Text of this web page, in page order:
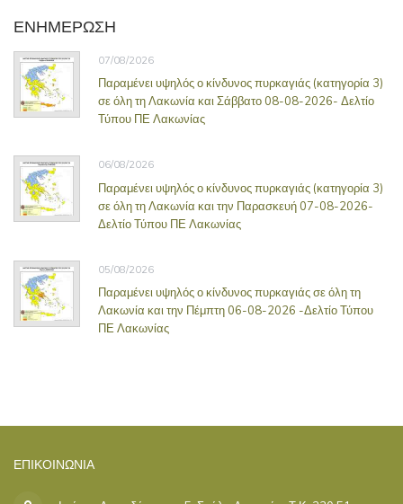
ΕΝΗΜΕΡΩΣΗ
07/08/2026
Παραμένει υψηλός ο κίνδυνος πυρκαγιάς (κατηγορία 3)
σε όλη τη Λακωνία και Σάββατο 08-08-2026- Δελτίο
Τύπου ΠΕ Λακωνίας
06/08/2026
Παραμένει υψηλός ο κίνδυνος πυρκαγιάς (κατηγορία 3)
σε όλη τη Λακωνία και την Παρασκευή 07-08-2026-
Δελτίο Τύπου ΠΕ Λακωνίας
05/08/2026
Παραμένει υψηλός ο κίνδυνος πυρκαγιάς σε όλη τη
Λακωνία και την Πέμπτη 06-08-2026 -Δελτίο Τύπου
ΠΕ Λακωνίας
ΕΠΙΚΟΙΝΩΝΊΑ